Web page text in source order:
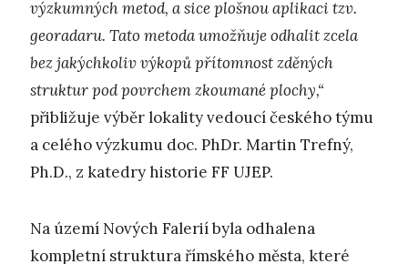
výzkumných metod, a sice plošnou aplikaci tzv.
georadaru. Tato metoda umožňuje odhalit zcela
bez jakýchkoliv výkopů přítomnost zděných
struktur pod povrchem zkoumané plochy,“
přibližuje výběr lokality vedoucí českého týmu
a celého výzkumu doc. PhDr. Martin Trefný,
Ph.D., z katedry historie FF UJEP.
Na území Nových Falerií byla odhalena
kompletní struktura římského města, které